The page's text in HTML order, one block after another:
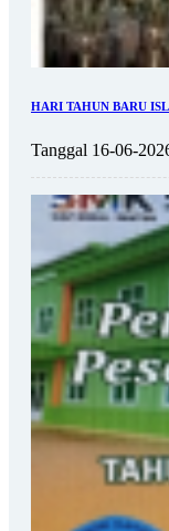
HARI TAHUN BARU
Tanggal 16-06-